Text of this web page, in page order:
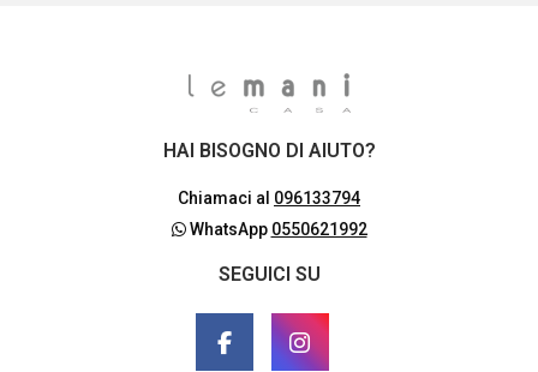
HAI BISOGNO DI AIUTO?
Chiamaci al 096133794
WhatsApp 0550621992
SEGUICI SU